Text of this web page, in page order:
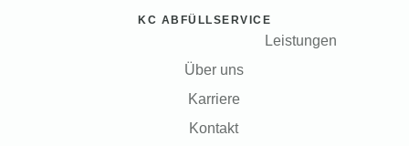
KC ABFÜLLSERVICE
Leistungen
Über uns
Karriere
Kontakt